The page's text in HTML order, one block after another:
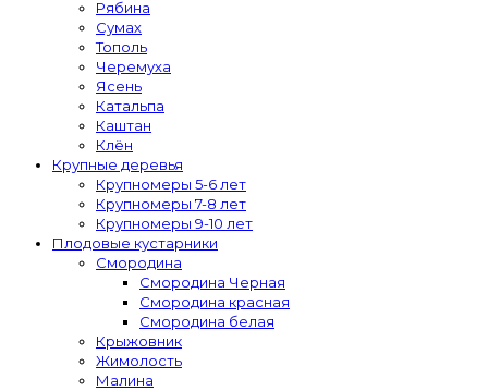
Рябина
Сумах
Тополь
Черемуха
Ясень
Катальпа
Каштан
Клён
Крупные деревья
Крупномеры 5-6 лет
Крупномеры 7-8 лет
Крупномеры 9-10 лет
Плодовые кустарники
Смородина
Смородина Черная
Смородина красная
Смородина белая
Крыжовник
Жимолость
Малина